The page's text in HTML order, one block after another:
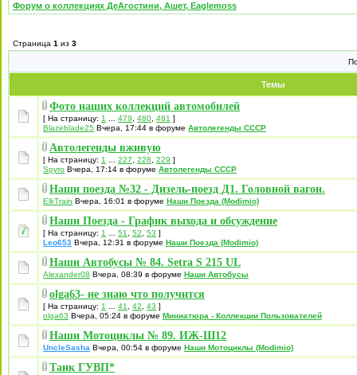
Форум о коллекциях ДеАгостини, Ашет, Eaglemoss
Страница 1 из 3
Темы
Фото наших коллекций автомобилей
[ На страницу: 1 479 480 481 ]
Blazeblade25 Вчера, 17:44 в форуме Автолегенды СССР
Автолегенды вживую
[ На страницу: 1 227 228 229 ]
Spyro Вчера, 17:14 в форуме Автолегенды СССР
Наши поезда №32 - Дизель-поезд Д1. Головной вагон.
ElkTrain Вчера, 16:01 в форуме Наши Поезда (Modimio)
Наши Поезда - График выхода и обсуждение
[ На страницу: 1 51 52 53 ]
Leo653 Вчера, 12:31 в форуме Наши Поезда (Modimio)
Наши Автобусы № 84. Setra S 215 UL
Alexander08 Вчера, 08:39 в форуме Наши Автобусы
olga63- не знаю что получится
[ На страницу: 1 41 42 43 ]
olga63 Вчера, 05:24 в форуме Миниатюра - Коллекции Пользователей
Наши Мотоциклы № 89. ИЖ-Ш12
UncleSasha Вчера, 00:54 в форуме Наши Мотоциклы (Modimio)
Танк ГУВП*